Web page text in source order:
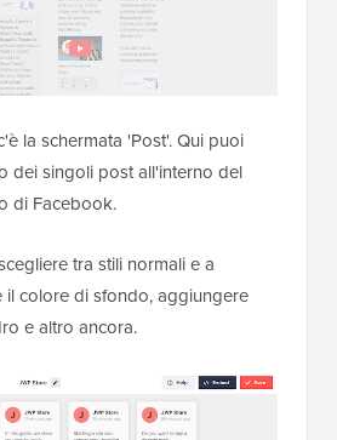
la schermata 'Post'. Qui puoi
dei singoli post all'interno del
di Facebook.
tra stili normali e a
il colore di sfondo, aggiungere
e altro ancora.